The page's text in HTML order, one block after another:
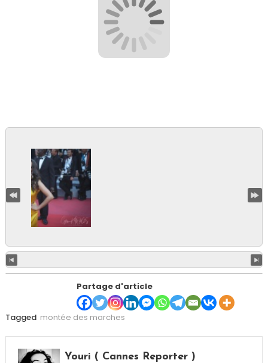
Partage d'article
Tagged montée des marches
Youri ( Cannes Reporter )